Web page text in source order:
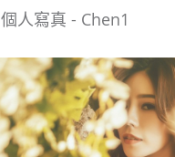
個人寫真 - Chen1